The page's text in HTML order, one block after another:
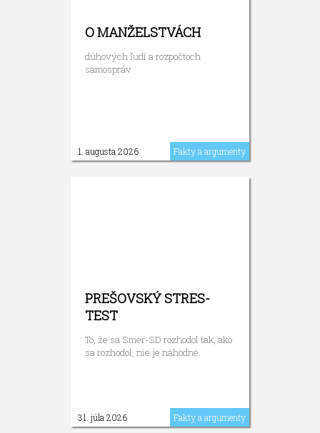
O MANŽELSTVÁCH
dúhových ľudí a rozpočtoch
samospráv
1. augusta 2026 Fakty a argumenty
PREŠOVSKÝ STRES-
TEST
To, že sa Smer-SD rozhodol tak, ako
sa rozhodol, nie je náhodné.
31. júla 2026 Fakty a argumenty